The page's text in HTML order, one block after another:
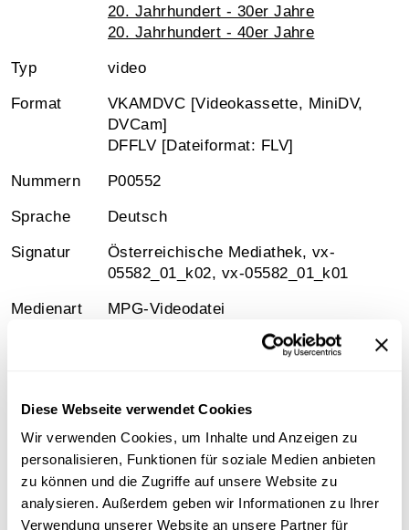
Diese Webseite verwendet Cookies
Wir verwenden Cookies, um Inhalte und Anzeigen zu
personalisieren, Funktionen für soziale Medien anbieten
zu können und die Zugriffe auf unsere Website zu
analysieren. Außerdem geben wir Informationen zu Ihrer
Verwendung unserer Website an unsere Partner für
20. Jahrhundert - 30er Jahre
20. Jahrhundert - 40er Jahre
Typ video
Format
VKAMDVC [Videokassette, MiniDV,
DVCam]
DFFLV [Dateiformat: FLV]
Nummern P00552
Sprache Deutsch
Signatur
Österreichische Mediathek, vx-
05582_01_k02, vx-05582_01_k01
Medienart MPG-Videodatei
Information
Inhalt
Gedenkveranstaltung für die Opfer des
Nationalsozialismus mit 80.000 Kerzen am Wiener